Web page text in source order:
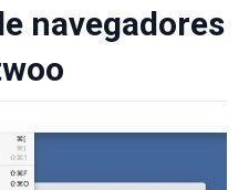
navegadores